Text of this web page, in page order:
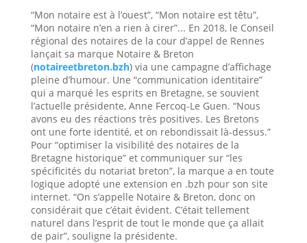
“Mon notaire est à l’ouest”, “Mon notaire est têtu”,
“Mon notaire n’en a rien à cirer”... En 2018, le Conseil
régional des notaires de la cour d’appel de Rennes
lançait sa marque Notaire & Breton
(notaireetbreton.bzh) via une campagne d’affichage
pleine d’humour. Une “communication identitaire”
qui a marqué les esprits en Bretagne, se souvient
l’actuelle présidente, Anne Fercoq-Le Guen. “Nous
avons eu des réactions très positives. Les Bretons
ont une forte identité, et on rebondissait là-dessus.”
Pour “optimiser la visibilité des notaires de la
Bretagne historique” et communiquer sur “les
spécificités du notariat breton”, la marque a en toute
logique adopté une extension en .bzh pour son site
internet. “On s’appelle Notaire & Breton, donc on
considérait que c’était évident. C’était tellement
naturel dans l’esprit de tout le monde que ça allait
de pair”, souligne la présidente.